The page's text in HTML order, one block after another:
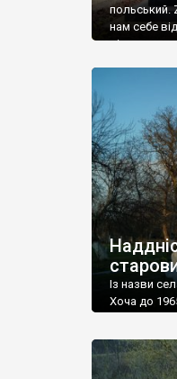
польський.
нам себе
віднести
виявилося
абсолютну
оманливим
Із назви
Хоча до
сіл. У селі